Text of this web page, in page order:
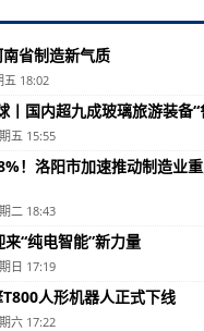
省制造新气质
五 18:02
丨国内超九成玻璃旅游装备“
五 15:55
！洛阳市加速推动制造业
二 18:43
“纯电智能”新力量
日 17:19
人形机器人正式下线
六 17:22